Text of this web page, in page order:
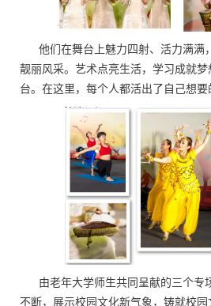
他们在舞台上魅力四射、活力满满
靓丽风采。艺术点亮生活，学习成就
台。在这里，每个人都活出了自己想要
由老年大学师生共同呈献的三个专
不断，展示校园文化新气象，铸就校